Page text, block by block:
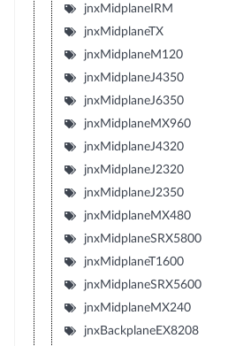
jnxMidplaneIRM
jnxMidplaneTX
jnxMidplaneM120
jnxMidplaneJ4350
jnxMidplaneJ6350
jnxMidplaneMX960
jnxMidplaneJ4320
jnxMidplaneJ2320
jnxMidplaneJ2350
jnxMidplaneMX480
jnxMidplaneSRX5800
jnxMidplaneT1600
jnxMidplaneSRX5600
jnxMidplaneMX240
jnxBackplaneEX8208